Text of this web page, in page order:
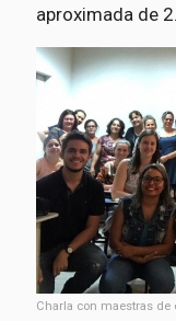
aproximada de
Charla con maestras de